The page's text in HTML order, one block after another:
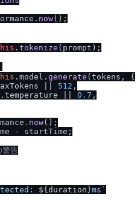
now();
. tokenize (prompt);
. model . generate (tokens, {
512 ,
temperature 0.7 ,
now();
- startTime;
警告
${duration}ms`